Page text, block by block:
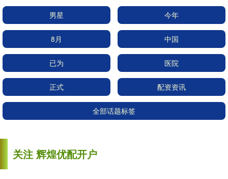
男星 今年
8月 中国
已为 医院
正式 配资资讯
全部话题标签
关注 辉煌优配开户